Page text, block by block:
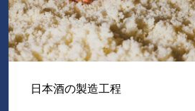
日本酒の製造工程